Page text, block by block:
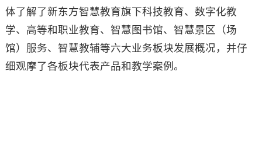
体了解了新东方智慧教育旗下科技教育、数字化教
学、高等和职业教育、智慧图书馆、智慧景区（场
馆）服务、智慧教辅等六大业务板块发展概况，并仔
细观摩了各板块代表产品和教学案例。